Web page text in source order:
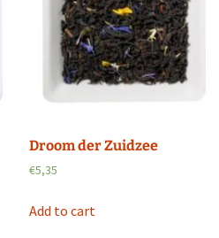
Droom der Zuidzee
€5,35
Add to cart